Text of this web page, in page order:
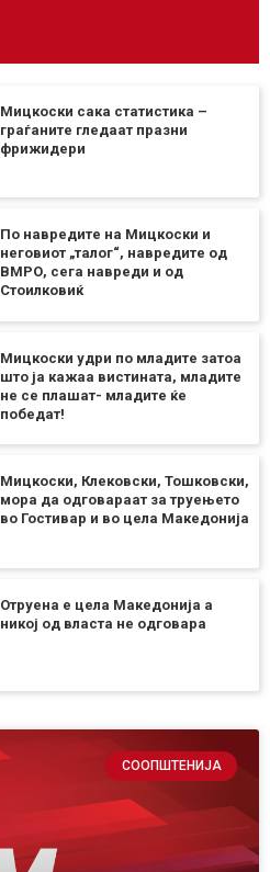
Мицкоски сака статистика –
граѓаните гледаат празни
фрижидери
По навредите на Мицкоски и
неговиот „талог“, навредите од
ВМРО, сега навреди и од
Стоилковиќ
Мицкоски удри по младите затоа
што ја кажаа вистината, младите
не се плашат- младите ќе
победат!
Мицкоски, Клековски, Тошковски,
мора да одговараат за труењето
во Гостивар и во цела Македонија
Отруена е цела Македонија а
никој од власта не одговара
СООПШТЕНИЈА